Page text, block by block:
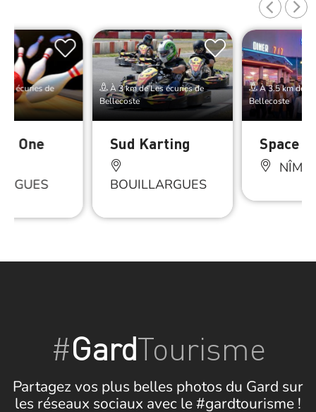
écuries de
One
À 3 km de Les écuries de
Bellecoste
Sud Karting
BOUILLARGUES
À 3.5 km de
Bellecoste
Space
#GardTourisme
Partagez vos plus belles photos du Gard sur
les réseaux sociaux avec le #gardtourisme !